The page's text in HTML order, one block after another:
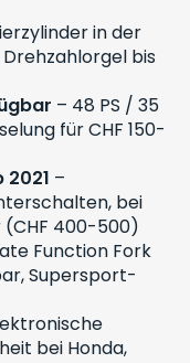
in der
bis
– 48 PS / 35
für CHF 150-
–
bei
400-500)
Function Fork
Supersport-
bei Honda,